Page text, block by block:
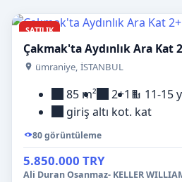
SATILIK
Çakmak'ta Aydınlık Ara Kat
ümraniye, İSTANBUL
85 m² 2+1
11-15
giriş altı kot. kat
80 görüntüleme
5.850.000 TRY
Ali Duran Osanmaz- KELLER